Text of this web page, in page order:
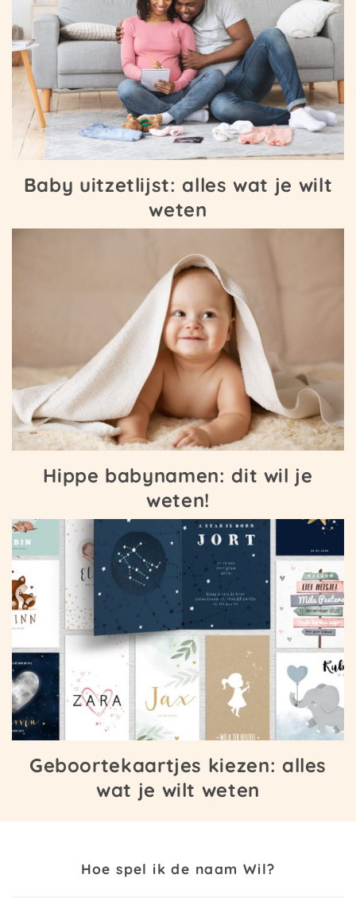
Baby uitzetlijst: alles wat je wilt
weten
Hippe babynamen: dit wil je
weten!
Geboortekaartjes kiezen: alles
wat je wilt weten
Hoe spel ik de naam Wil?